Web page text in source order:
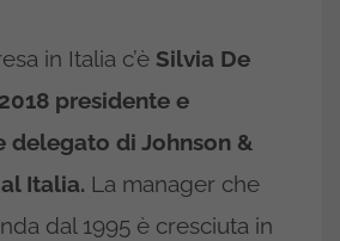
in Italia c’è Silvia De
presidente e
delegato di Johnson &
Italia. La manager che
dal 1995 è cresciuta in